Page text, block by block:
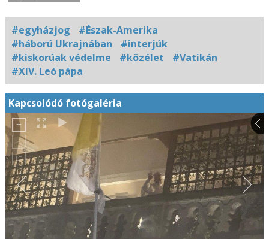
#egyházjog
#Észak-Amerika
#háború Ukrajnában
#interjúk
#kiskorúak védelme
#közélet
#Vatikán
#XIV. Leó pápa
Kapcsolódó fotógaléria